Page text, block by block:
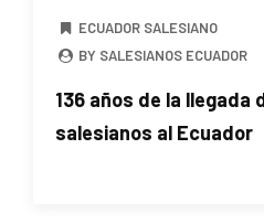
ECUADOR SALESIANO
BY SALESIANOS ECUADOR
136 años de la llegada
salesianos al Ecuador